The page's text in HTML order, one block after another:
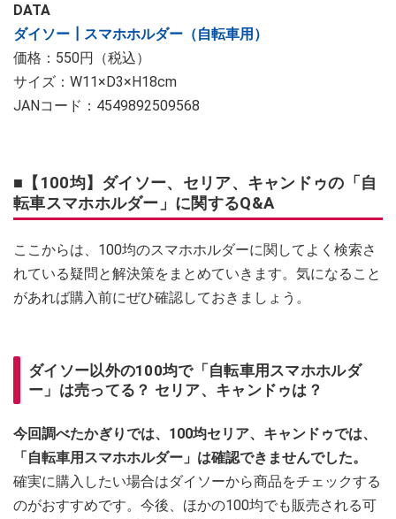
DATA
ダイソー┃スマホホルダー（自転車用）
価格：550円（税込）
サイズ：W11×D3×H18cm
JANコード：4549892509568
■【100均】ダイソー、セリア、キャンドゥの「自
転車スマホホルダー」に関するQ&A
ここからは、100均のスマホホルダーに関してよく検索さ
れている疑問と解決策をまとめていきます。気になること
があれば購入前にぜひ確認しておきましょう。
ダイソー以外の100均で「自転車用スマホホルダ
ー」は売ってる？ セリア、キャンドゥは？
今回調べたかぎりでは、100均セリア、キャンドゥでは、
「自転車用スマホホルダー」は確認できませんでした。
確実に購入したい場合はダイソーから商品をチェックする
のがおすすめです。今後、ほかの100均でも販売される可